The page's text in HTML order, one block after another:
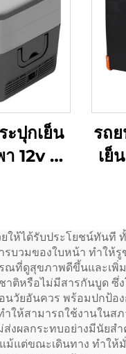
ะปุกเย็น
12v ตู้
รถ
เย็
พ
ให้ได้รับประโยชน์ทัน
มของใบหน้า ทำให้รู
รณที่ดูสุขภาพดีขึ้นแล
หรือไม่มีสารกันบูด ซึ่
นวัยอันควร พร้อมปก
ห้สามารถใช้งานในส
งผลกระทบอย่างมีนัย
ม้แต่ขณะเดินทาง ทำ